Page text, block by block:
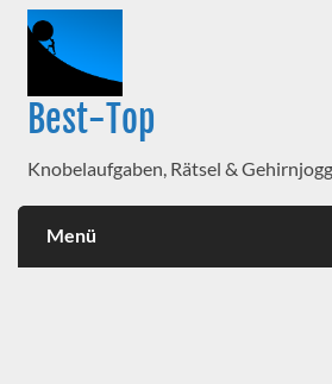
Best-Top
Knobelaufgaben, Rätsel &
Menü